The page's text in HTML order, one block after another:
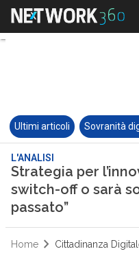
Ultimi articoli Sovranità
L'ANALISI
Strategia per
switch-off o sarà
passato”
Home Cittadinanza